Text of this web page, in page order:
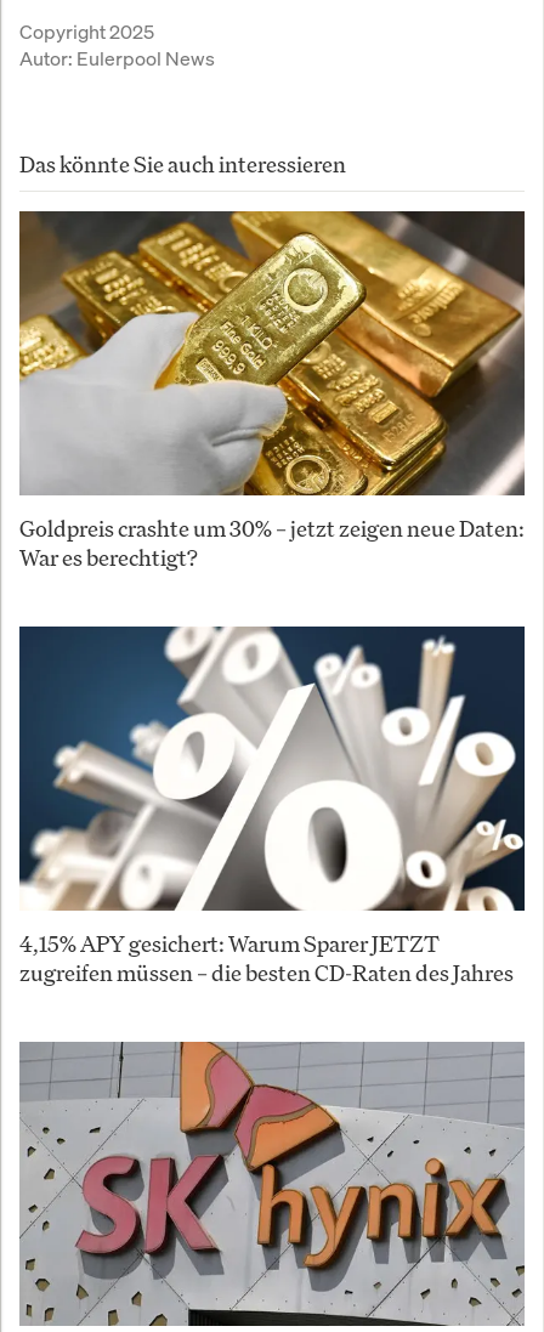
Copyright 2025
Autor: Eulerpool News
Das könnte Sie auch interessieren
Goldpreis crashte um 30% – jetzt zeigen neue Daten:
War es berechtigt?
4,15% APY gesichert: Warum Sparer JETZT
zugreifen müssen – die besten CD-Raten des Jahres